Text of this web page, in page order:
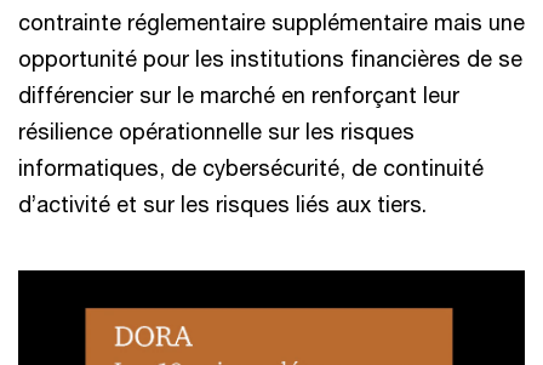
contrainte réglementaire supplémentaire mais une
opportunité pour les institutions financières de se
différencier sur le marché en renforçant leur
résilience opérationnelle sur les risques
informatiques, de cybersécurité, de continuité
d’activité et sur les risques liés aux tiers.